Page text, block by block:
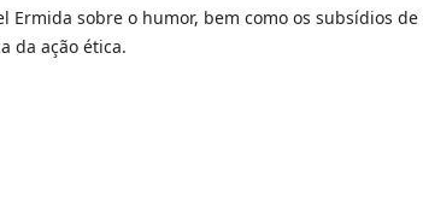
Ermida sobre o humor, bem como os subsídios de
da ação ética.